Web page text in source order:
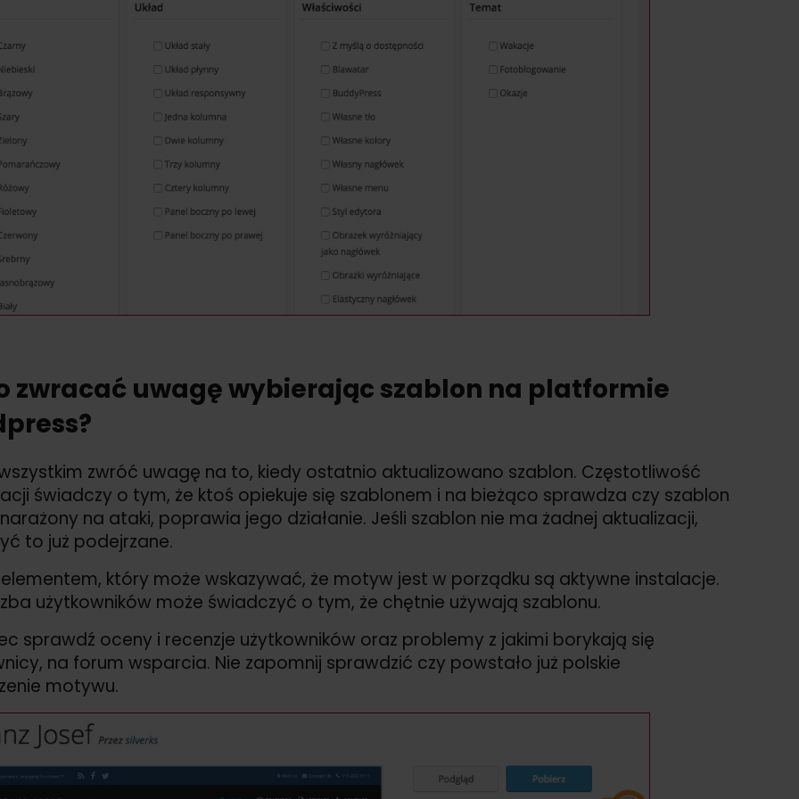
zwracać uwagę wybierając szablon na platformie
zwróć uwagę na to, kiedy ostatnio aktualizowano szablon. Częstotliwość
świadczy o tym, że ktoś opiekuje się szablonem i na bieżąco sprawdza czy szablon
na ataki, poprawia jego działanie. Jeśli szablon nie ma żadnej aktualizacji,
to już podejrzane.
który może wskazywać, że motyw jest w porządku są aktywne instalacje.
użytkowników może świadczyć o tym, że chętnie używają szablonu.
sprawdź oceny i recenzje użytkowników oraz problemy z jakimi borykają się
na forum wsparcia. Nie zapomnij sprawdzić czy powstało już polskie
motywu.